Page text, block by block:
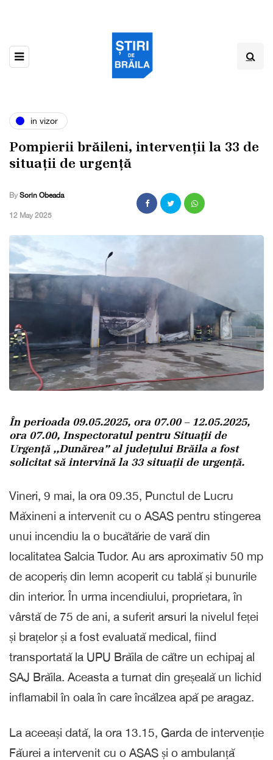
in vizor
Pompierii brăileni, intervenții la 33 de
situații de urgență
By Sorin Obeada
,12 May 2025
În perioada 09.05.2025, ora 07.00 – 12.05.2025,
ora 07.00, Inspectoratul pentru Situaţii de
Urgenţă ,,Dunărea” al județului Brăila a fost
solicitat să intervină la 33 situații de urgență.
Vineri, 9 mai, la ora 09.35, Punctul de Lucru
Măxineni a intervenit cu o ASAS pentru stingerea
unui incendiu la o bucătărie de vară din
localitatea Salcia Tudor. Au ars aproximativ 50 mp
de acoperiș din lemn acoperit cu tablă și bunurile
din interior. În urma incendiului, proprietara, în
vârstă de 75 de ani, a suferit arsuri la nivelul feței
și brațelor și a fost evaluată medical, fiind
transportată la UPU Brăila de către un echipaj al
SAJ Brăila. Aceasta a turnat din greșeală un lichid
inflamabil în oala în care încălzea apă pe aragaz.
La aceeași dată, la ora 13.15, Garda de intervenție
Făurei a intervenit cu o ASAS și o ambulanță